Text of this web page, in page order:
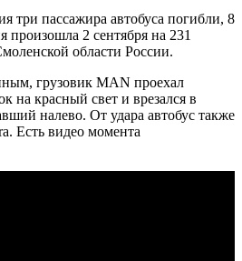
три пассажира автобуса погибли, 8
2 сентября на 231
области России.
грузовик MAN проехал
на красный свет и врезался в
налево. От удара автобус также
Есть видео момента